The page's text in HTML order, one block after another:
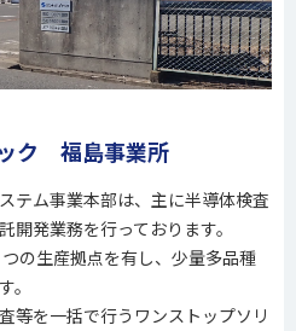
ク 福島事業所
テム事業本部は、主に半導体検査
開発業務を行っております。
の生産拠点を有し、少量多品種
。
等を一括で行うワンストップソリ